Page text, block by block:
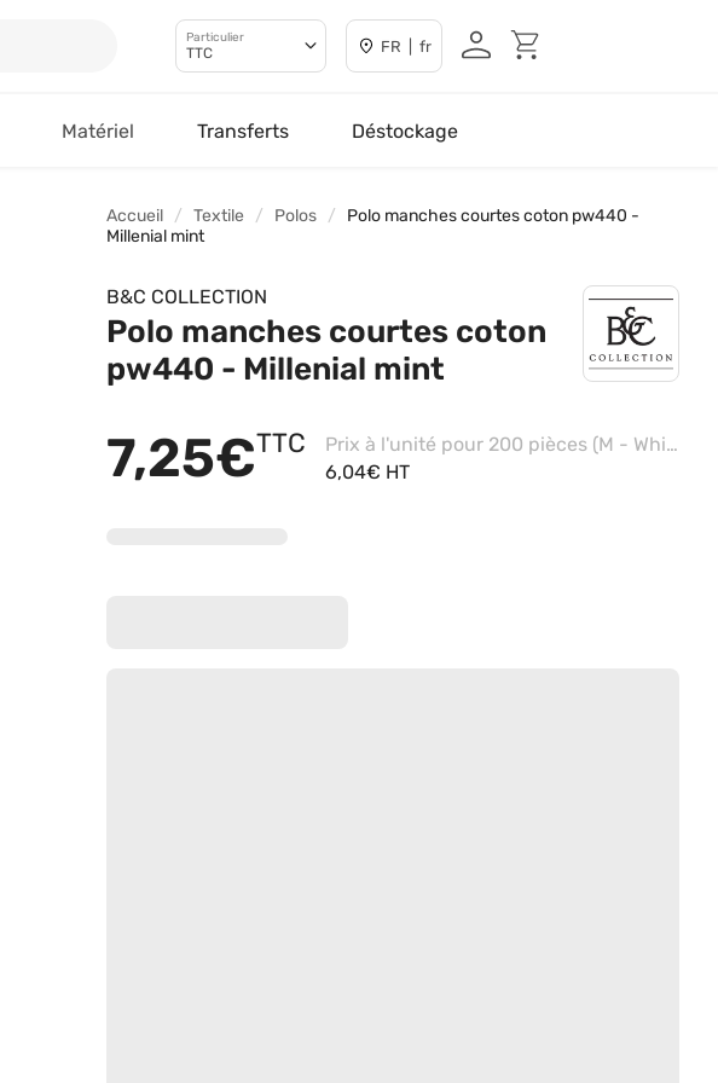
Particulier
TTC FR | fr
Matériel Transferts Déstockage
Accueil Textile Polos
Polo manches courtes coton pw440 -
Millenial mint
B&C COLLECTION
Polo manches courtes coton
pw440 - Millenial mint
7,25€TTC
Prix à l'unité pour 200 pièces (M - White)
6,04€ HT